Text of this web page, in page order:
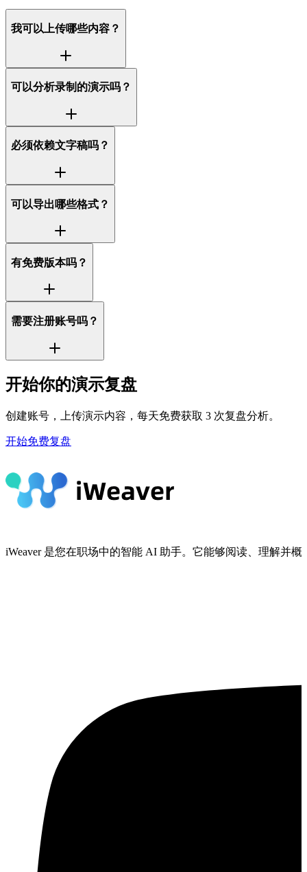
我可以上传哪些内容？
可以分析录制的演示吗？
必须依赖文字稿吗？
可以导出哪些格式？
有免费版本吗？
需要注册账号吗？
开始你的演示复盘
创建账号，上传演示内容，每天免费获取 3 次复盘分析。
开始免费复盘
iWeaver 是您在职场中的智能 AI 助手。它能够阅读、理解并